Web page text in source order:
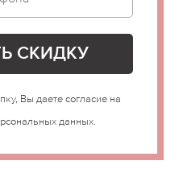
Вы даете согласие на
данных.